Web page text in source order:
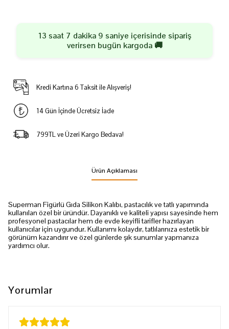
13 saat 7 dakika 9 saniye içerisinde sipariş
verirsen bugün kargoda 🚚
Kredi Kartına 6 Taksit ile Alışveriş!
14 Gün İçinde Ücretsiz İade
799TL ve Üzeri Kargo Bedava!
Ürün Açıklaması
Superman Figürlü Gıda Silikon Kalıbı, pastacılık ve tatlı yapımında
kullanılan özel bir üründür. Dayanıklı ve kaliteli yapısı sayesinde hem
profesyonel pastacılar hem de evde keyifli tarifler hazırlayan
kullanıcılar için uygundur. Kullanımı kolaydır, tatlılarınıza estetik bir
görünüm kazandırır ve özel günlerde şık sunumlar yapmanıza
yardımcı olur.
Yorumlar